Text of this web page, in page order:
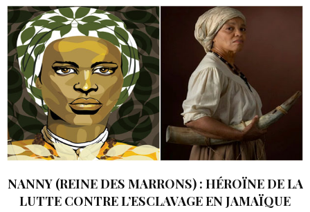
NANNY (REINE DES MARRONS) : HÉROÏNE DE LA
LUTTE CONTRE L’ESCLAVAGE EN JAMAÏQUE